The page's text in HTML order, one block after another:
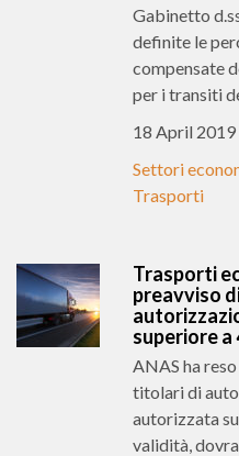
Gabinetto
definite le
compensate
per i transiti
18 April 2019
Settori
Trasporti
Trasporti
preavviso
superiore a
ANAS ha
titolari di
autorizzata
validità,